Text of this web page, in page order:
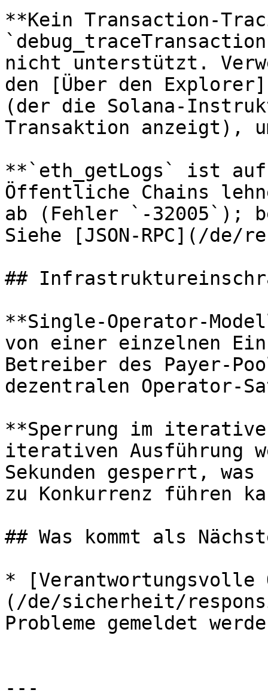
**Kein Transaction-
nicht unterstützt.
den [Über den
(der die Solana-
Transaktion anzeigt),
**`eth_getLogs` ist
Öffentliche Chains
ab (Fehler `-32005`);
Siehe [JSON-RPC](/
##
**Single-Operator-
von einer einzelnen
Betreiber des Payer-
dezentralen Operator-
**Sperrung im
iterativen Ausführung
Sekunden gesperrt,
zu Konkurrenz führen
## Was kommt als
* [Verantwortungsvolle
(/de/sicherheit/
Probleme gemeldet
---